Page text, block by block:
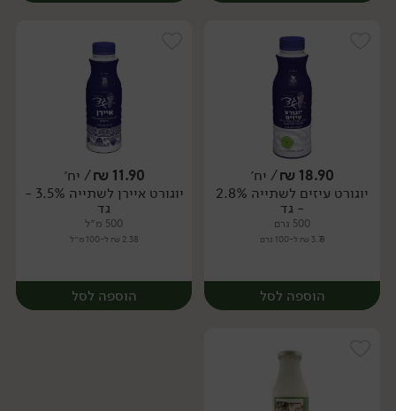
יח׳ יח׳
18.90
₪/ יח׳
יוגורט עיזים לשתייה 2.8%
- גד
500 גרם
3.78 ₪ ל-100 גרם
הוספה לסל
11.90
₪/ יח׳
יוגורט איירן לשתייה 3.5% -
גד
500 מ״ל
2.38 ₪ ל-100 מ״ל
הוספה לסל